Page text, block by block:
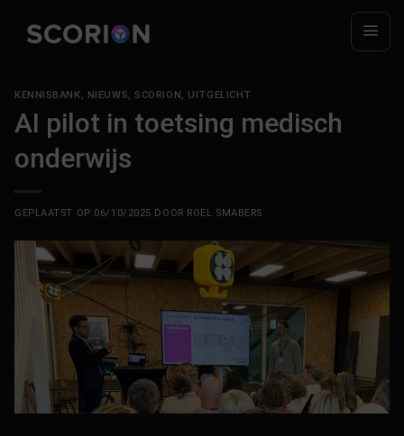
KENNISBANK, NIEUWS,SCORION, UITGELICHT
AI pilot in toetsing medisch
onderwijs
GEPLAATST OP 06/10/2025 DOOR ROEL SMABERS